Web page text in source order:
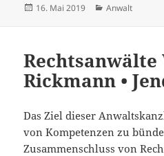
Veröffentlicht
16. Mai 2019 Kategorien
Anwalt
Rechtsanwälte
Rickmann •
Das Ziel dieser
von Kompetenzen zu
Zusammenschluss von